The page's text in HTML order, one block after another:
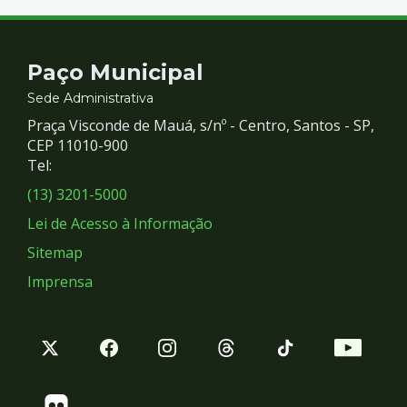
Contato
e
Redes
Sociais
Paço Municipal
Sede Administrativa
Praça Visconde de Mauá, s/nº - Centro, Santos - SP,
CEP 11010-900
Tel:
(13) 3201-5000
Lei de Acesso à Informação
Sitemap
Imprensa